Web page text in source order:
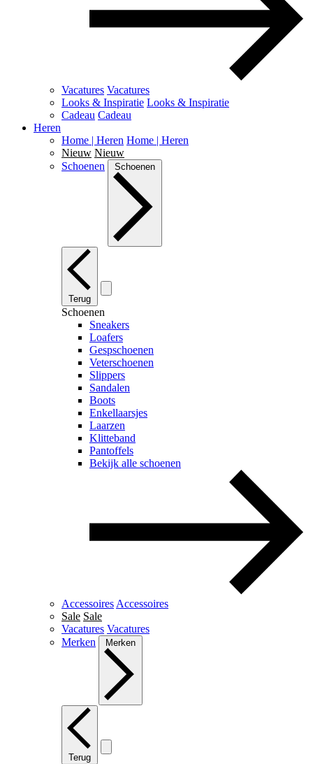
Vacatures Vacatures
Looks & Inspiratie Looks & Inspiratie
Cadeau Cadeau
Heren
Home | Heren Home | Heren
Nieuw Nieuw
Schoenen
Schoenen
Terug
Schoenen
Sneakers
Loafers
Gespschoenen
Veterschoenen
Slippers
Sandalen
Boots
Enkellaarsjes
Laarzen
Klitteband
Pantoffels
Bekijk alle schoenen
Accessoires Accessoires
Sale Sale
Vacatures Vacatures
Merken
Merken
Terug